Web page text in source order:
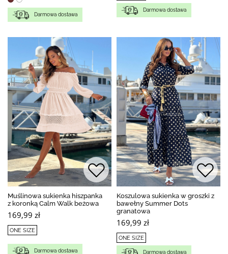
Darmowa dostawa
Darmowa dostawa
Muślinowa sukienka hiszpanka
z koronką Calm Walk beżowa
169,99 zł
ONE SIZE
Darmowa dostawa
Koszulowa sukienka w groszki z
bawełny Summer Dots
granatowa
169,99 zł
ONE SIZE
Darmowa dostawa